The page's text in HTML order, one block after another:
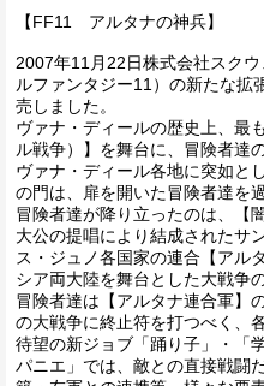
【FF11 アルタナの神兵】
2007年11月22日株式会社スク
ルファンタジー11）の新たな拡
売しました。
ヴァナ・ディールの歴史上、最
ル戦争）】を舞台に、冒険者達
ヴァナ・ディール各地に突如と
の門は、扉を開いた冒険者達を
冒険者達が降り立ったのは、【
大公の提唱により結成されたサ
ス・ジュノ各国家の連合【アル
シア両大陸を舞台とした大戦争
冒険者達は【アルタナ連合軍】
の大戦争に終止符を打つべく、
待望の新ジョブ「踊り子」・「
パニエ」では、敵との直接戦闘